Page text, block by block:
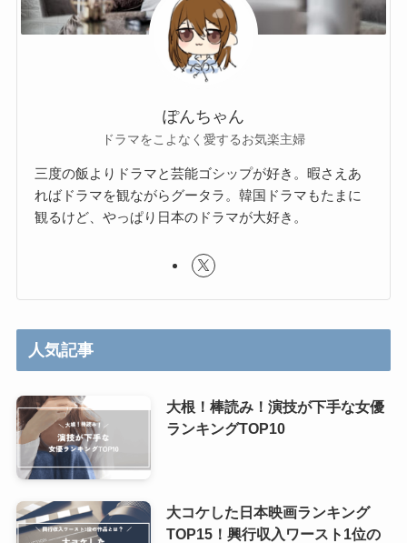
ぽんちゃん
ドラマをこよなく愛するお気楽主婦
三度の飯よりドラマと芸能ゴシップが好き。暇さえあ
ればドラマを観ながらグータラ。韓国ドラマもたまに
観るけど、やっぱり日本のドラマが大好き。
人気記事
大根！棒読み！演技が下手な女優
ランキングTOP10
大コケした日本映画ランキング
TOP15！興行収入ワースト1位の